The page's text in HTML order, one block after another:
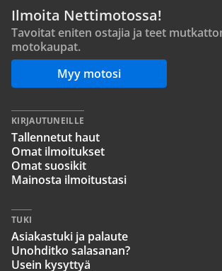
Ilmoita Nettimotossa!
Tavoitat eniten ostajia ja teet
motokaupat.
Myy motosi
KIRJAUTUNEILLE
Tallennetut haut
Omat ilmoitukset
Omat suosikit
Mainosta ilmoitustasi
TUKI
Asiakastuki ja palaute
Unohditko salasanan?
Usein kysyttyä